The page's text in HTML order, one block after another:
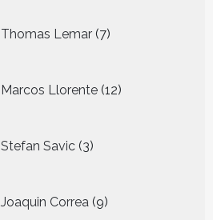
Thomas Lemar 7
producten
Marcos Llorente 12
producten
Stefan Savic 3
producten
Joaquin Correa 9
producten